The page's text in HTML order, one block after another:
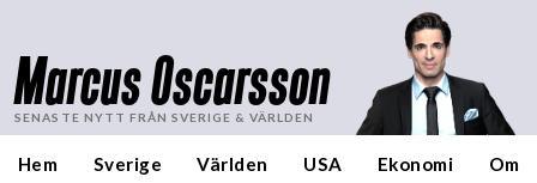
Marcus Oscarsson
SENASTE NYTT FRÅN SVERIGE & VÄRLDEN
Hem Sverige Världen USA Ekonomi Om